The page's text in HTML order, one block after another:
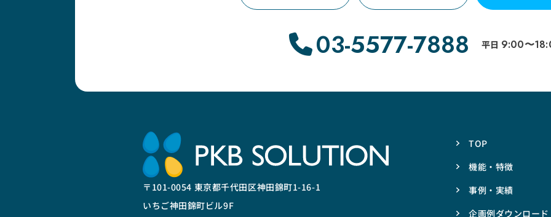
03-5577-7888 平日 9:00〜
〒101-0054 東京都千代田区神田錦町1-16-1
いちご神田錦町ビル9F
TOP
機能・特徴
事例・実績
企画例ダウンロード